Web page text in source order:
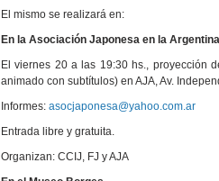
El mismo se realizará en:
En la Asociación Japonesa en la
El viernes 20 a las 19:30 hs., proyección
animado con subtítulos) en AJA, Av.
Informes: asocjaponesa@yahoo.com.ar
Entrada libre y gratuita.
Organizan: CCIJ, FJ y AJA